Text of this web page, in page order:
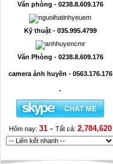
Văn phòng - 0238.8.609.176
Kỹ thuật - 035.995.4799
Văn Phòng - 0238.8.609.176
camera ánh huyền - 0563.176.176
-
Hôm nay: 31- Tất cả: 2,784,620